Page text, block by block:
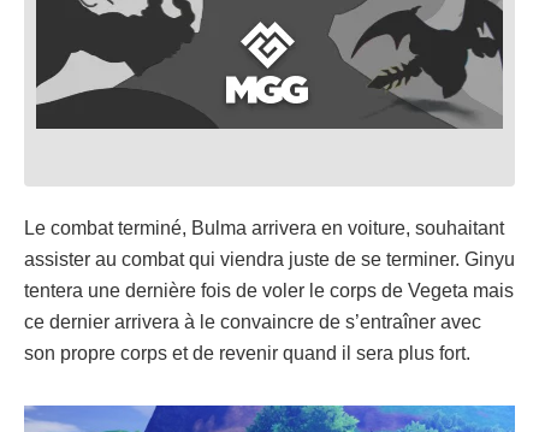
Le combat terminé, Bulma arrivera en voiture, souhaitant
assister au combat qui viendra juste de se terminer. Ginyu
tentera une dernière fois de voler le corps de Vegeta mais
ce dernier arrivera à le convaincre de s’entraîner avec
son propre corps et de revenir quand il sera plus fort.